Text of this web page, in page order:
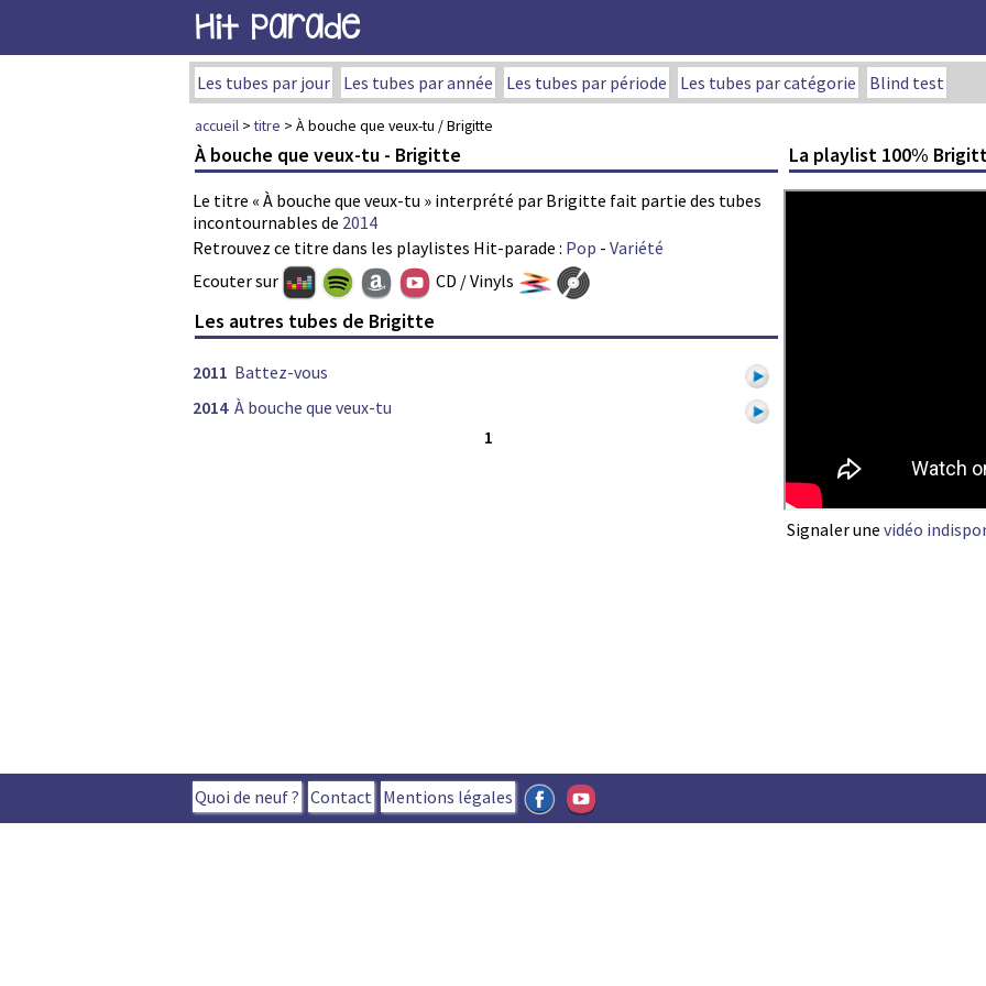
Hit Parade
Les tubes par jour Les tubes par année Les tubes par période Les tubes par catégorie Blind test
accueil >titre > À bouche que veux-tu / Brigitte
À bouche que veux-tu - Brigitte
Le titre « À bouche que veux-tu » interprété par Brigitte fait partie des tubes
incontournables de 2014
Retrouvez ce titre dans les playlistes Hit-parade : Pop - Variété
La playlist 100%
Signaler une vidéo
Ecouter sur CD / Vinyls
Les autres tubes de Brigitte
2011 Battez-vous
2014 À bouche que veux-tu
1
Quoi de neuf ? Contact Mentions légales